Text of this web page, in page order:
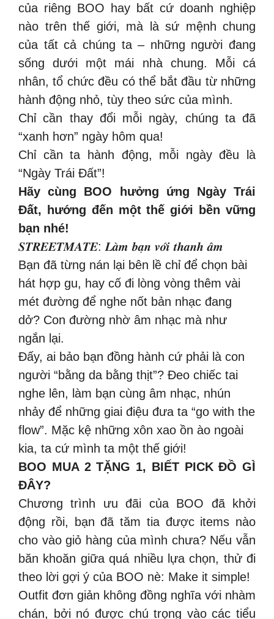
của riêng BOO hay bất cứ doanh nghiệp
nào trên thế giới, mà là sứ mệnh chung
của tất cả chúng ta – những người đang
sống dưới một mái nhà chung. Mỗi cá
nhân, tổ chức đều có thể bắt đầu từ những
hành động nhỏ, tùy theo sức của mình.
Chỉ cần thay đổi mỗi ngày, chúng ta đã
“xanh hơn” ngày hôm qua!
Chỉ cần ta hành động, mỗi ngày đều là
“Ngày Trái Đất”!
Hãy cùng BOO hưởng ứng Ngày Trái
Đất, hướng đến một thế giới bền vững
bạn nhé!
𝑺𝑻𝑹𝑬𝑬𝑻𝑴𝑨𝑻𝑬: 𝑳𝒂̀𝒎 𝒃𝒂̣𝒏 𝒗𝒐̛́𝒊 𝒕𝒉𝒂𝒏𝒉 𝒂̂𝒎
Bạn đã từng nán lại bên lề chỉ để chọn bài
hát hợp gu, hay cố đi lòng vòng thêm vài
mét đường để nghe nốt bản nhạc đang
dở? Con đường nhờ âm nhạc mà như
ngắn lại.
Đấy, ai bảo bạn đồng hành cứ phải là con
người “bằng da bằng thịt”? Đeo chiếc tai
nghe lên, làm bạn cùng âm nhạc, nhún
nhảy để những giai điệu đưa ta “go with the
flow”. Mặc kệ những xôn xao ồn ào ngoài
kia, ta cứ mình ta một thế giới!
BOO MUA 2 TẶNG 1, BIẾT PICK ĐỒ GÌ
ĐÂY?
Chương trình ưu đãi của BOO đã khởi
động rồi, bạn đã tăm tia được items nào
cho vào giỏ hàng của mình chưa? Nếu vẫn
băn khoăn giữa quá nhiều lựa chọn, thử đi
theo lời gợi ý của BOO nè: Make it simple!
Outfit đơn giản không đồng nghĩa với nhàm
chán, bởi nó được chú trọng vào các tiểu